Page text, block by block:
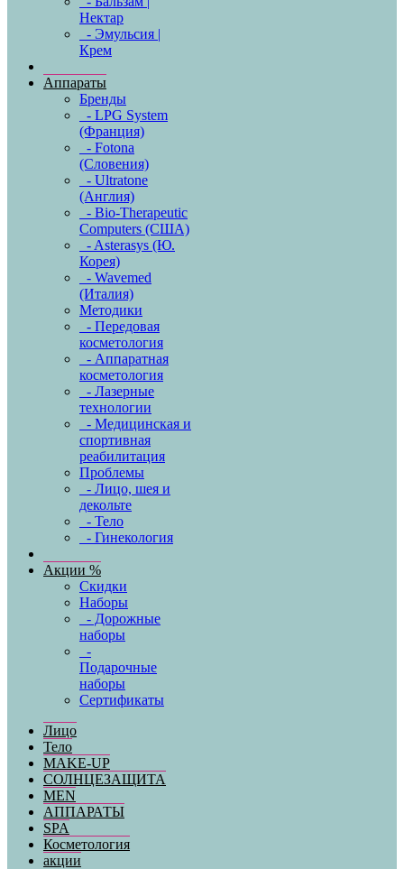
Нектар
- Эмульсия |
Крем
Аппараты
Бренды
- LPG System
(Франция)
- Fotona
(Словения)
- Ultratone
(Англия)
- Bio-Therapeutic
Computers (США)
- Asterasys (Ю.
Корея)
- Wavemed
(Италия)
Методики
- Передовая
косметология
- Аппаратная
косметология
- Лазерные
технологии
- Медицинская и
спортивная
реабилитация
Проблемы
- Лицо, шея и
декольте
- Тело
- Гинекология
Акции %
Скидки
Наборы
- Дорожные
наборы
-
Подарочные
наборы
Сертификаты
Лицо
Тело
MAKE-UP
СОЛНЦЕЗАЩИТА
MEN
АППАРАТЫ
SPA
Косметология
акции